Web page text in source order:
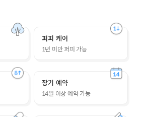
퍼피 케어
1년 미만 퍼피 가능
장기 예약
14일 이상 예약 가능